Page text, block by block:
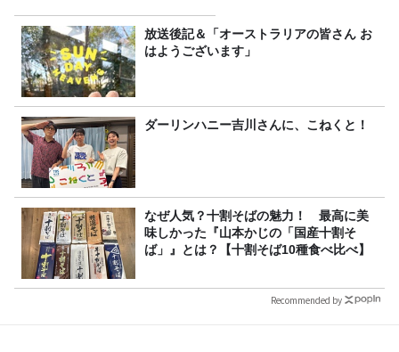
放送後記＆「オーストラリアの皆さん お
はようございます」
ダーリンハニー吉川さんに、こねくと！
なぜ人気？十割そばの魅力！ 最高に美
味しかった『山本かじの「国産十割そ
ば」』とは？【十割そば10種食べ比べ】
Recommended by